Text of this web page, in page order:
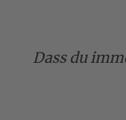
Dass du